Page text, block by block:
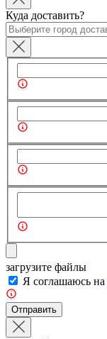
Куда доставить?
загрузите файлы
Я соглашаюсь на
Отправить